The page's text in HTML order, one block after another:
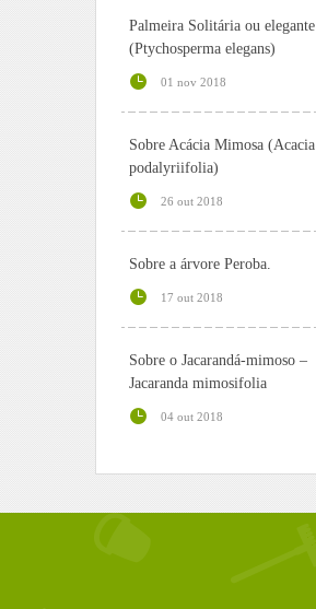
Palmeira Solitária ou elegante
(Ptychosperma elegans)
01 nov 2018
Sobre Acácia Mimosa (Acacia
podalyriifolia)
26 out 2018
Sobre a árvore Peroba.
17 out 2018
Sobre o Jacarandá-mimoso –
Jacaranda mimosifolia
04 out 2018